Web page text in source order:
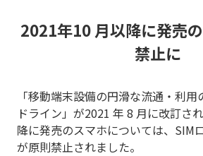
2021年10 月以降に発売
禁止に
「移動端末設備の円滑な流通・利
ドライン」が2021 年 8 月に改訂さ
降に発売のスマホについては、SIM
が原則禁止されました。